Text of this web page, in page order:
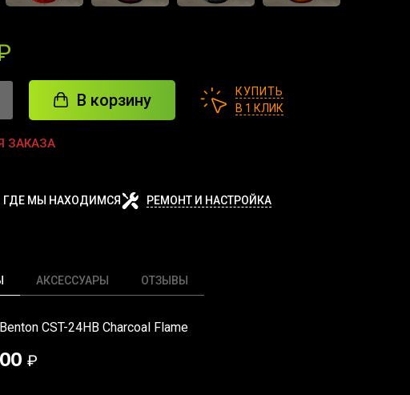
В корзину
КУПИТЬ
В 1 КЛИК
ЗАКАЗА
ГДЕ МЫ НАХОДИМСЯ РЕМОНТ И НАСТРОЙКА
АКСЕССУАРЫ ОТЗЫВЫ
CST-24HB Charcoal Flame
₽